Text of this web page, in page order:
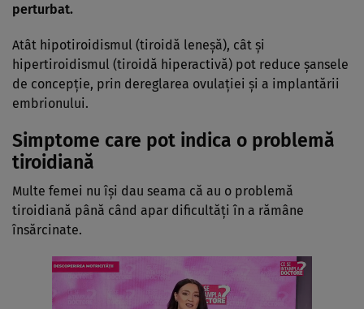
perturbat.
Atât hipotiroidismul (tiroidă leneșă), cât și
hipertiroidismul (tiroidă hiperactivă) pot reduce șansele
de concepție, prin dereglarea ovulației și a implantării
embrionului.
Simptome care pot indica o problemă
tiroidiană
Multe femei nu își dau seama că au o problemă
tiroidiană până când apar dificultăți în a rămâne
însărcinate.